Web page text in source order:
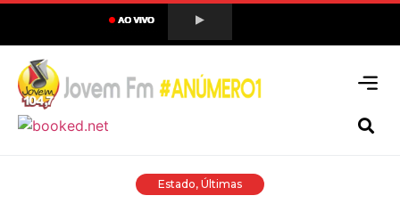
Estado, Últimas